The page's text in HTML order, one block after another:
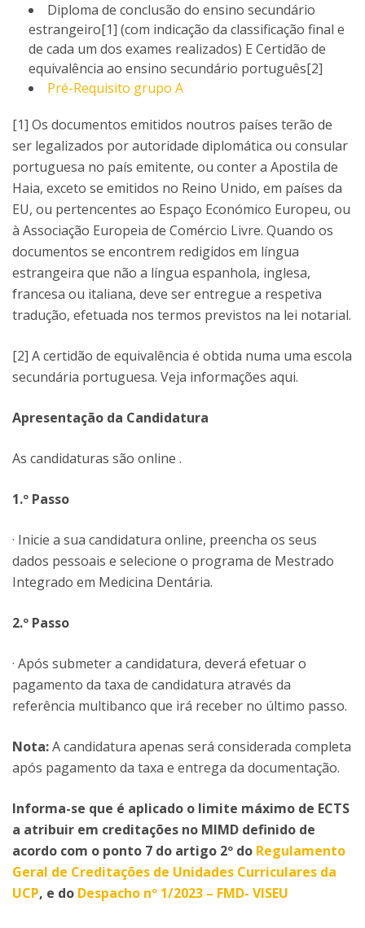
Diploma de conclusão do ensino secundário
estrangeiro[1] (com indicação da classificação final e
de cada um dos exames realizados) E Certidão de
equivalência ao ensino secundário português[2]
Pré-Requisito grupo A
[1] Os documentos emitidos noutros países terão de
ser legalizados por autoridade diplomática ou consular
portuguesa no país emitente, ou conter a Apostila de
Haia, exceto se emitidos no Reino Unido, em países da
EU, ou pertencentes ao Espaço Económico Europeu, ou
à Associação Europeia de Comércio Livre. Quando os
documentos se encontrem redigidos em língua
estrangeira que não a língua espanhola, inglesa,
francesa ou italiana, deve ser entregue a respetiva
tradução, efetuada nos termos previstos na lei notarial.
[2] A certidão de equivalência é obtida numa uma escola
secundária portuguesa. Veja informações aqui.
Apresentação da Candidatura
As candidaturas são online .
1.º Passo
· Inicie a sua candidatura online, preencha os seus
dados pessoais e selecione o programa de Mestrado
Integrado em Medicina Dentária.
2.º Passo
· Após submeter a candidatura, deverá efetuar o
pagamento da taxa de candidatura através da
referência multibanco que irá receber no último passo.
Nota:A candidatura apenas será considerada completa
após pagamento da taxa e entrega da documentação.
Informa-se que é aplicado o limite máximo de ECTS
a atribuir em creditações no MIMD definido de
acordo com o ponto 7 do artigo 2º do Regulamento
Geral de Creditações de Unidades Curriculares da
UCP, e do Despacho nº 1/2023 – FMD- VISEU